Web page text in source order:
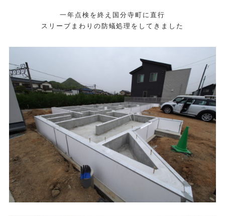
一年点検を終え国分寺町に直行
スリーブまわりの防蟻処理をしてきました